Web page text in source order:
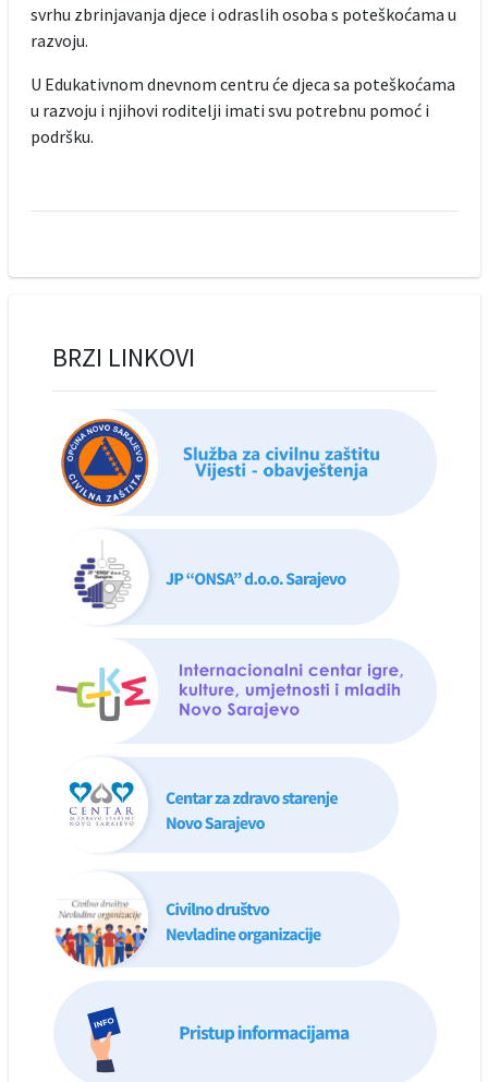
svrhu zbrinjavanja djece i odraslih osoba s poteškoćama u
razvoju.
U Edukativnom dnevnom centru će djeca sa poteškoćama
u razvoju i njihovi roditelji imati svu potrebnu pomoć i
podršku.
BRZI LINKOVI